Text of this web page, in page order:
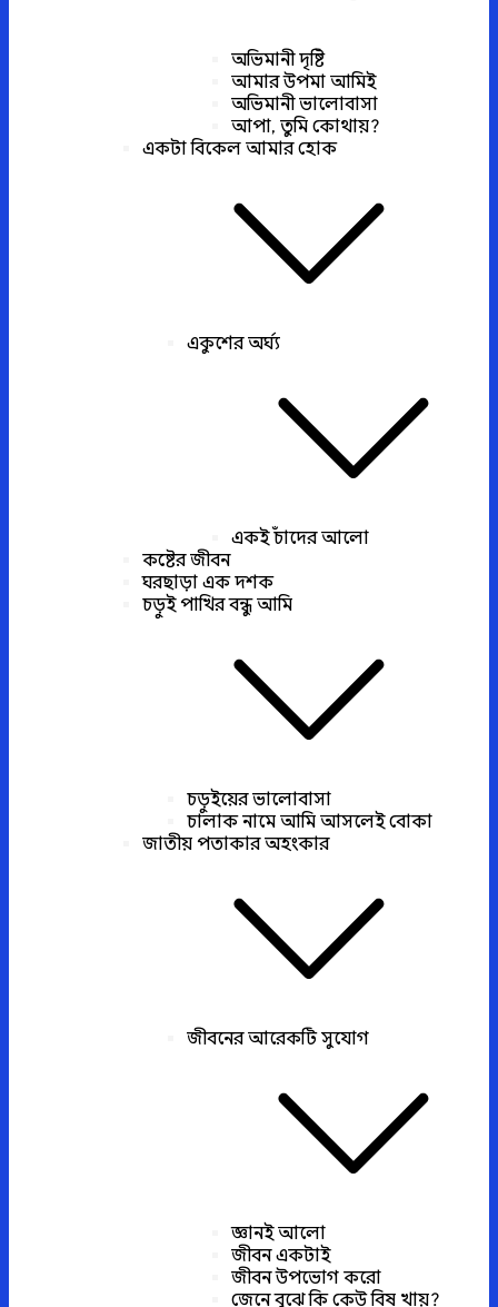
অভিমানী দৃষ্টি
আমার উপমা আমিই
অভিমানী ভালোবাসা
আপা, তুমি কোথায়?
একটা বিকেল আমার হোক
একুশের অর্ঘ্য
একই চাঁদের আলো
কষ্টের জীবন
ঘরছাড়া এক দশক
চড়ুই পাখির বন্ধু আমি
চড়ুইয়ের ভালোবাসা
চালাক নামে আমি আসলেই বোকা
জাতীয় পতাকার অহংকার
জীবনের আরেকটি সুযোগ
জ্ঞানই আলো
জীবন একটাই
জীবন উপভোগ করো
জেনে বুঝে কি কেউ বিষ খায়?